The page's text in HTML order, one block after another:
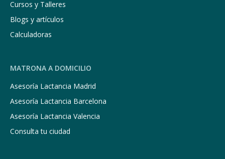
Cursos y Talleres
Blogs y artículos
Calculadoras
MATRONA A DOMICILIO
Asesoría Lactancia Madrid
Asesoría Lactancia Barcelona
Asesoría Lactancia Valencia
Consulta tu ciudad